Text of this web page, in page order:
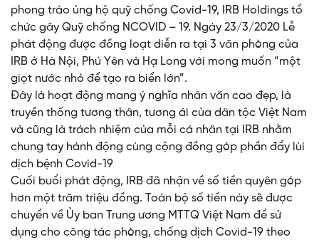
phong trào ủng hộ quỹ chống Covid-19, IRB Holdings tổ
chức gây Quỹ chống NCOVID – 19. Ngày 23/3/2020 Lễ
phát động được đồng loạt diễn ra tại 3 văn phòng của
IRB ở Hà Nội, Phú Yên và Hạ Long với mong muốn “một
giọt nước nhỏ để tạo ra biển lớn”.
Đây là hoạt động mang ý nghĩa nhân văn cao đẹp, là
truyền thống tương thân, tương ái của dân tộc Việt Nam
và cũng là trách nhiệm của mỗi cá nhân tại IRB nhằm
chung tay hành động cùng cộng đồng góp phần đẩy lùi
dịch bệnh Covid-19
Cuối buổi phát động, IRB đã nhận về số tiền quyên góp
hơn một trăm triệu đồng. Toàn bộ số tiền này sẽ được
chuyển về Ủy ban Trung ương MTTQ Việt Nam để sử
dụng cho công tác phòng, chống dịch Covid-19 theo